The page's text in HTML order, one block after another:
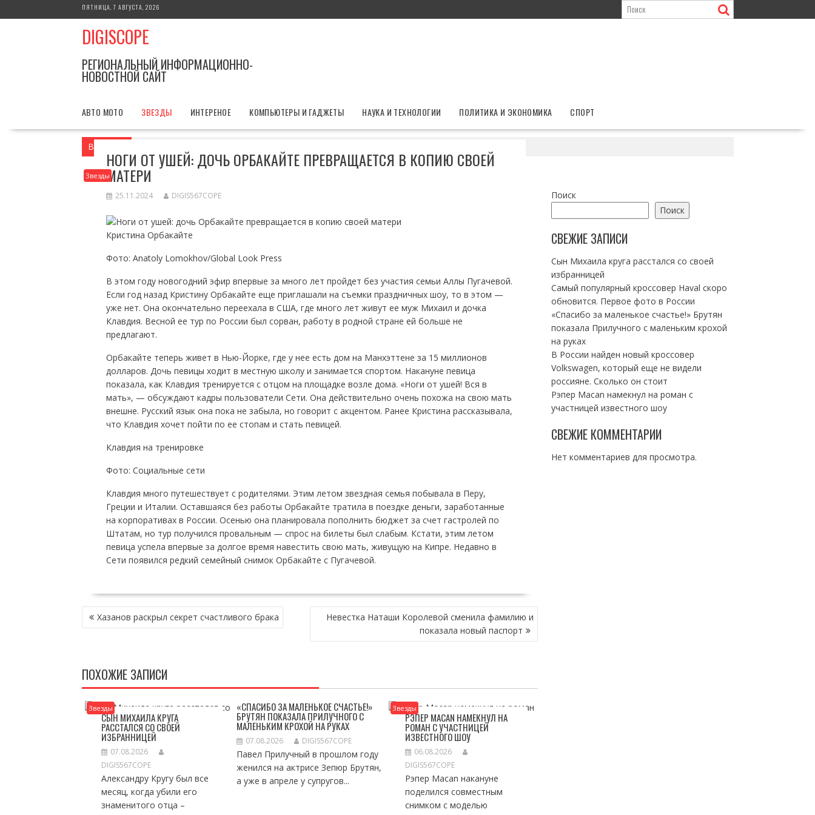
к
ПЯТНИЦА, 7 АВГУСТА, 2026
DIGISCOPE
РЕГИОНАЛЬНЫЙ ИНФОРМАЦИОННО-
НОВОСТНОЙ САЙТ
АВТО МОТО ЗВЕЗДЫ ИНТЕРЕНОЕ КОМПЬЮТЕРЫ И ГАДЖЕТЫ НАУКА И ТЕХНОЛОГИИ ПОЛИТИКА И ЭКОНОМИКА СПОРТ
Вы здесь
Звезды
НОГИ ОТ УШЕЙ: ДОЧЬ ОРБАКАЙТЕ ПРЕВРАЩАЕТСЯ В КОПИЮ СВОЕЙ
МАТЕРИ
25.11.2024 DIGIS567COPE
Кристина Орбакайте
Фото: Anatoly Lomokhov/Global Look Press
В этом году новогодний эфир впервые за много лет пройдет без участия семьи Аллы Пугачевой.
Если год назад Кристину Орбакайте еще приглашали на съемки праздничных шоу, то в этом —
уже нет. Она окончательно переехала в США, где много лет живут ее муж Михаил и дочка
Клавдия. Весной ее тур по России был сорван, работу в родной стране ей больше не
предлагают.
Орбакайте теперь живет в Нью-Йорке, где у нее есть дом на Манхэттене за 15 миллионов
долларов. Дочь певицы ходит в местную школу и занимается спортом. Накануне певица
показала, как Клавдия тренируется с отцом на площадке возле дома. «Ноги от ушей! Вся в
мать», — обсуждают кадры пользователи Сети. Она действительно очень похожа на свою мать
внешне. Русский язык она пока не забыла, но говорит с акцентом. Ранее Кристина рассказывала,
что Клавдия хочет пойти по ее стопам и стать певицей.
Клавдия на тренировке
Фото: Социальные сети
Клавдия много путешествует с родителями. Этим летом звездная семья побывала в Перу,
Греции и Италии. Оставшаяся без работы Орбакайте тратила в поездке деньги, заработанные
на корпоративах в России. Осенью она планировала пополнить бюджет за счет гастролей по
Штатам, но тур получился провальным — спрос на билеты был слабым. Кстати, этим летом
певица успела впервые за долгое время навестить свою мать, живущую на Кипре. Недавно в
Сети появился редкий семейный снимок Орбакайте с Пугачевой.
НАВИГАЦИЯ
ПО Хазанов раскрыл секрет счастливого брака
Невестка Наташи Королевой сменила фамилию и
показала новый паспорт
ПОХОЖИЕ ЗАПИСИ
Звезды
СЫН МИХАИЛА КРУГА
РАССТАЛСЯ СО СВОЕЙ
ИЗБРАННИЦЕЙ
07.08.2026
DIGIS567COPE
Александру Кругу был все
месяц, когда убили его
знаменитого отца –
«СПАСИБО ЗА МАЛЕНЬКОЕ СЧАСТЬЕ!»
БРУТЯН ПОКАЗАЛА ПРИЛУЧНОГО С
МАЛЕНЬКИМ КРОХОЙ НА РУКАХ
07.08.2026 DIGIS567COPE
Павел Прилучный в прошлом году
женился на актрисе Зепюр Брутян,
а уже в апреле у супругов...
Звезды
РЭПЕР MACAN НАМЕКНУЛ НА
РОМАН С УЧАСТНИЦЕЙ
ИЗВЕСТНОГО ШОУ
06.08.2026
DIGIS567COPE
Рэпер Macan накануне
поделился совместным
снимком с моделью
Поиск
Поиск
СВЕЖИЕ ЗАПИСИ
Сын Михаила круга расстался со своей
избранницей
Самый популярный кроссовер Haval скоро
обновится. Первое фото в России
«Спасибо за маленькое счастье!» Брутян
показала Прилучного с маленьким крохой
на руках
В России найден новый кроссовер
Volkswagen, который еще не видели
россияне. Сколько он стоит
Рэпер Macan намекнул на роман с
участницей известного шоу
СВЕЖИЕ КОММЕНТАРИИ
Нет комментариев для просмотра.